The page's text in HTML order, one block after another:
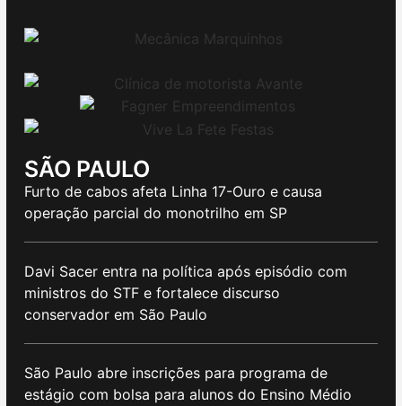
SÃO PAULO
Furto de cabos afeta Linha 17-Ouro e causa
operação parcial do monotrilho em SP
Davi Sacer entra na política após episódio com
ministros do STF e fortalece discurso
conservador em São Paulo
São Paulo abre inscrições para programa de
estágio com bolsa para alunos do Ensino Médio